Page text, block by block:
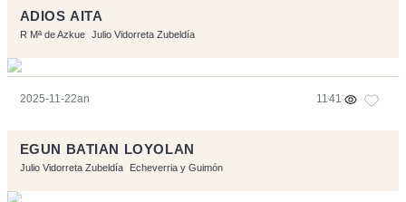
ADIOS AITA
R Mª de Azkue Julio Vidorreta Zubeldía
2025-11-22an 1141
EGUN BATIAN LOYOLAN
Julio Vidorreta Zubeldía Echeverria y Guimón